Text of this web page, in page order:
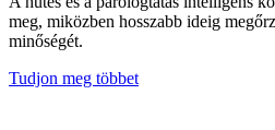
meg, miközben hosszabb ideig
minőségét.
Tudjon meg többet